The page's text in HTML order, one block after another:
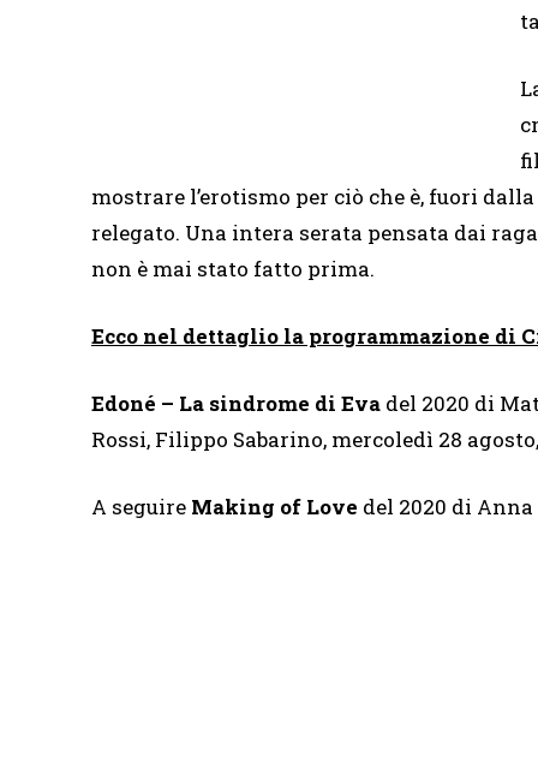
mostrare l’erotismo per ciò che è, fuori
relegato. Una intera serata pensata dai
non è mai stato fatto prima.
Ecco nel dettaglio la programmazione di
Edoné – La sindrome di Eva del 2020 di
Rossi, Filippo Sabarino, mercoledì 28
A seguire Making of Love del 2020 di